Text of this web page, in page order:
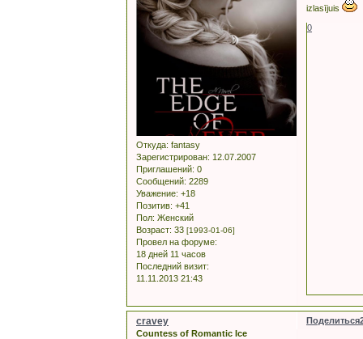
Откуда: fantasy
Зарегистрирован: 12.07.2007
Приглашений: 0
Сообщений: 2289
Уважение: +18
Позитив: +41
Пол: Женский
Возраст: 33 [1993-01-06]
Провел на форуме:
18 дней 11 часов
Последний визит:
11.11.2013 21:43
izlasījuis
0
Поделиться
cravey
Countess of Romantic Ice